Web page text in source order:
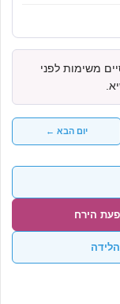
משימות לפני
יום הבא ←
הירח